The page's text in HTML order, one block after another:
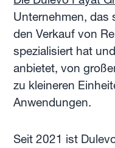
Unternehmen, das
den Verkauf von
spezialisiert hat
anbietet, von
zu kleineren
Anwendungen.
Seit 2021 ist